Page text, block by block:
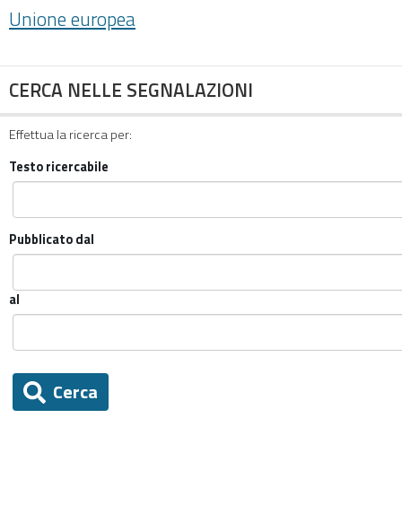
Unione europea
CERCA NELLE SEGNALAZIONI
Effettua la ricerca per:
Testo ricercabile
Pubblicato dal
al